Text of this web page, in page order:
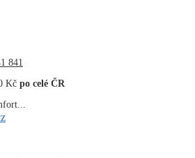
841
Kč po celé ČR